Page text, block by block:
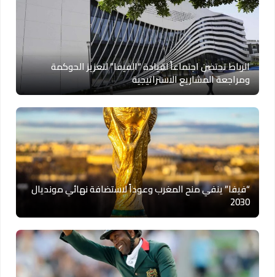
الرباط تحتضن اجتماعاً لقيادة “الفيفا” لتعزيز الحوكمة
ومراجعة المشاريع الاستراتيجية
“فيفا” ينفي منح المغرب وعوداً لاستضافة نهائي مونديال
2030